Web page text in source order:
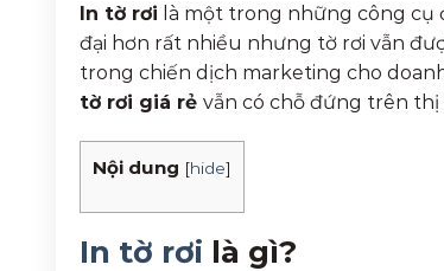
In tờ rơi là một trong những công cụ
đại hơn rất nhiều nhưng tờ rơi vẫn
trong chiến dịch marketing cho
tờ rơi giá rẻ vẫn có chỗ đứng trên
Nội dung [hide]
In tờ rơi là gì?